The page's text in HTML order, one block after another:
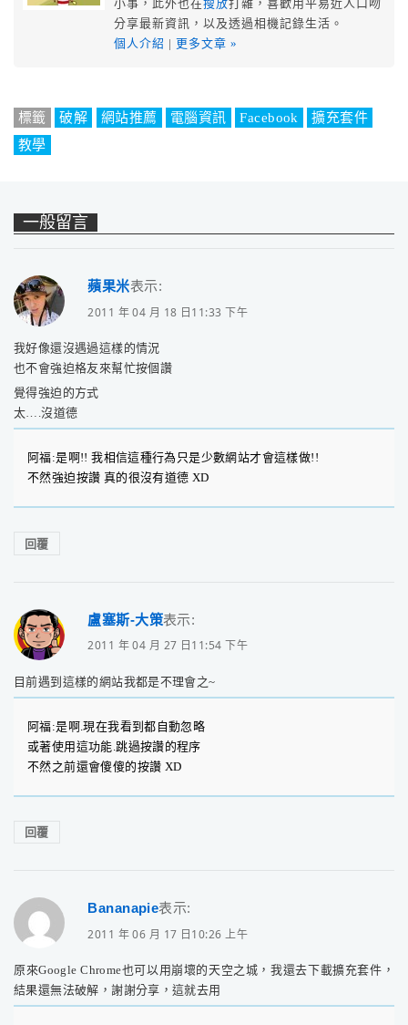
小事，此外也在搜放打雜，喜歡用平易近人口吻
分享最新資訊，以及透過相機記錄生活。
個人介紹 | 更多文章 »
標籤 破解 網站推薦 電腦資訊 Facebook
擴充套件
教學
一般留言
蘋果米表示:
2011 年 04 月 18 日11:33 下午
我好像還沒遇過這樣的情況
也不會強迫格友來幫忙按個讚
覺得強迫的方式
太….沒道德
阿福:是啊!! 我相信這種行為只是少數網站才會這樣做!!
不然強迫按讚 真的很沒有道德 XD
回覆
盧塞斯-大策表示:
2011 年 04 月 27 日11:54 下午
目前遇到這樣的網站我都是不理會之~
阿福:是啊.現在我看到都自動忽略
或著使用這功能.跳過按讚的程序
不然之前還會傻傻的按讚 XD
回覆
Bananapie表示:
2011 年 06 月 17 日10:26 上午
原來Google Chrome也可以用崩壞的天空之城，我還去下載擴充套件，
結果還無法破解，謝謝分享，這就去用